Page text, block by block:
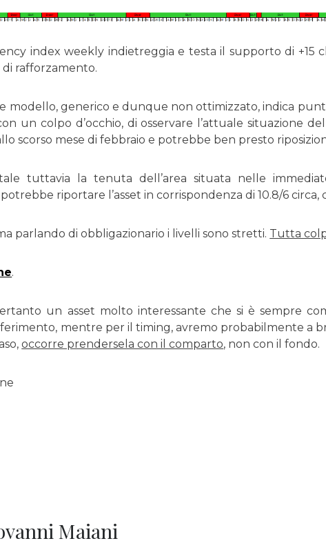
index weekly indietreggia e testa il supporto di +15
rafforzamento.
modello, generico e dunque non ottimizzato, indica
un colpo d’occhio, di osservare l’attuale situazione
scorso mese di febbraio e potrebbe ben presto
tuttavia la tenuta dell’area situata nelle
riportare l’asset in corrispondenza di 10.8/6 circa,
parlando di obbligazionario i livelli sono stretti. Tutta
.
un asset molto interessante che si è sempre
mentre per il timing, avremo probabilmente a
occorre prendersela con il comparto, non con il fondo.
Maiani